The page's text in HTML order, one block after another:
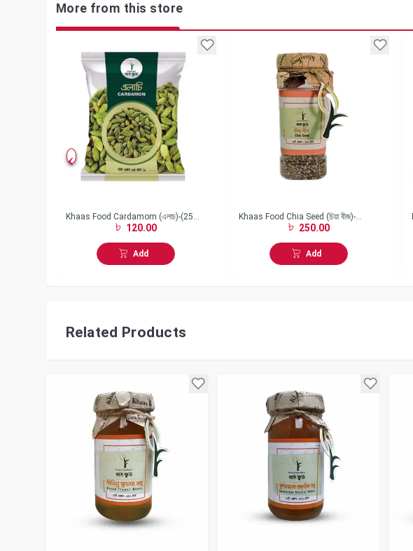
More from this store
Khaas Food Cardamom (এলাচ)-(25
120.00
Add
Khaas Food Chia Seed (চিয়া বীজ)-
250.00
Add
Related Products